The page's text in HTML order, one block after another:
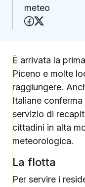
meteo
Condividi
È arrivata la
Piceno e molte
raggiungere.
Italiane
servizio di
cittadini in alta
meteorologica.
La flotta
Per servire i